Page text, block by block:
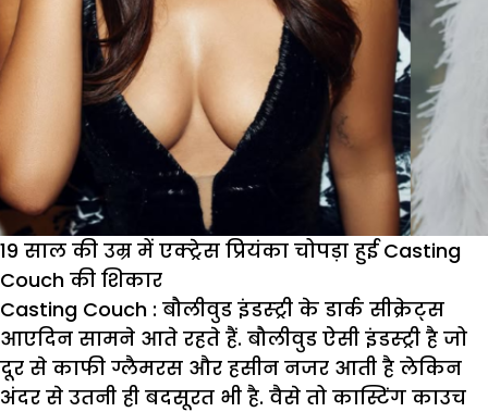
19 साल की उम्र में एक्ट्रेस प्रियंका चोपड़ा हुई Casting
Couch की शिकार
Casting Couch : बौलीवुड इंडस्ट्री के डार्क सीक्रेट्स
आएदिन सामने आते रहते हैं. बौलीवुड ऐसी इंडस्ट्री है जो
दूर से काफी ग्लैमरस और हसीन नजर आती है लेकिन
अंदर से उतनी ही बदसूरत भी है. वैसे तो कास्टिंग काउच